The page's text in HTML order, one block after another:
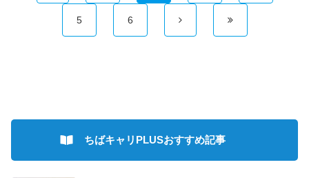
5 6
ちばキャリPLUSおすすめ記事